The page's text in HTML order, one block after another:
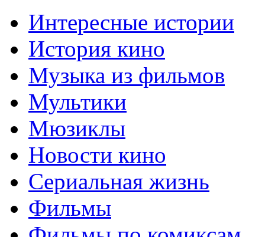
Интересные истории
История кино
Музыка из фильмов
Мультики
Мюзиклы
Новости кино
Сериальная жизнь
Фильмы